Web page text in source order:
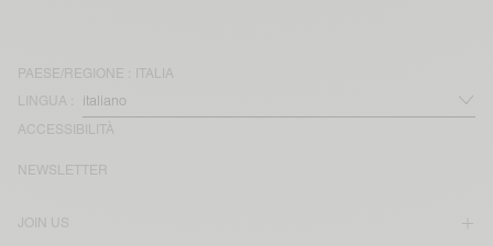
PAESE/REGIONE :
ITALIA
LINGUA :
ACCESSIBILITÀ
JOIN US
NEWSLETTER